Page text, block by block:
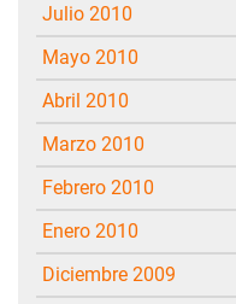
julio 2010
mayo 2010
abril 2010
marzo 2010
febrero 2010
enero 2010
diciembre 2009